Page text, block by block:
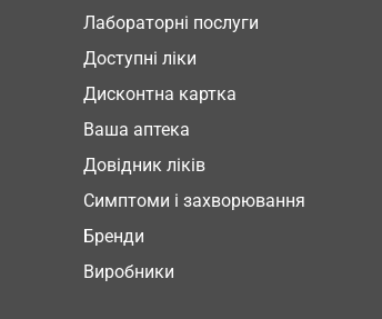
Лабораторні послуги
Доступні ліки
Дисконтна картка
Ваша аптека
Довідник ліків
Симптоми і захворювання
Бренди
Виробники